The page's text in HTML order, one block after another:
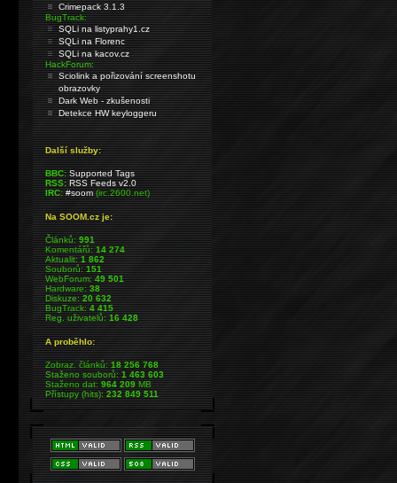
Crimepack 3.1.3
BugTrack:
SQLi na listyprahy1.cz
SQLi na Florenc
SQLi na kacov.cz
HackForum:
Sciolink a pořizování screenshotu
obrazovky
Dark Web - zkušenosti
Detekce HW keyloggeru
Další služby:
BBC: Supported Tags
RSS: RSS Feeds v2.0
IRC: #soom(irc.2600.net)
Na SOOM.cz je:
Článků:991
Komentářů:14 274
Aktualit:1 862
Souborů:151
WebForum:49 501
Hardware:38
Diskuze:20 632
BugTrack:4 415
Reg. uživatelů:16 428
A proběhlo:
Zobraz. článků:18 256 768
Staženo souborů:1 463 603
Staženo dat:964 209MB
Přístupy (hits):232 849 511